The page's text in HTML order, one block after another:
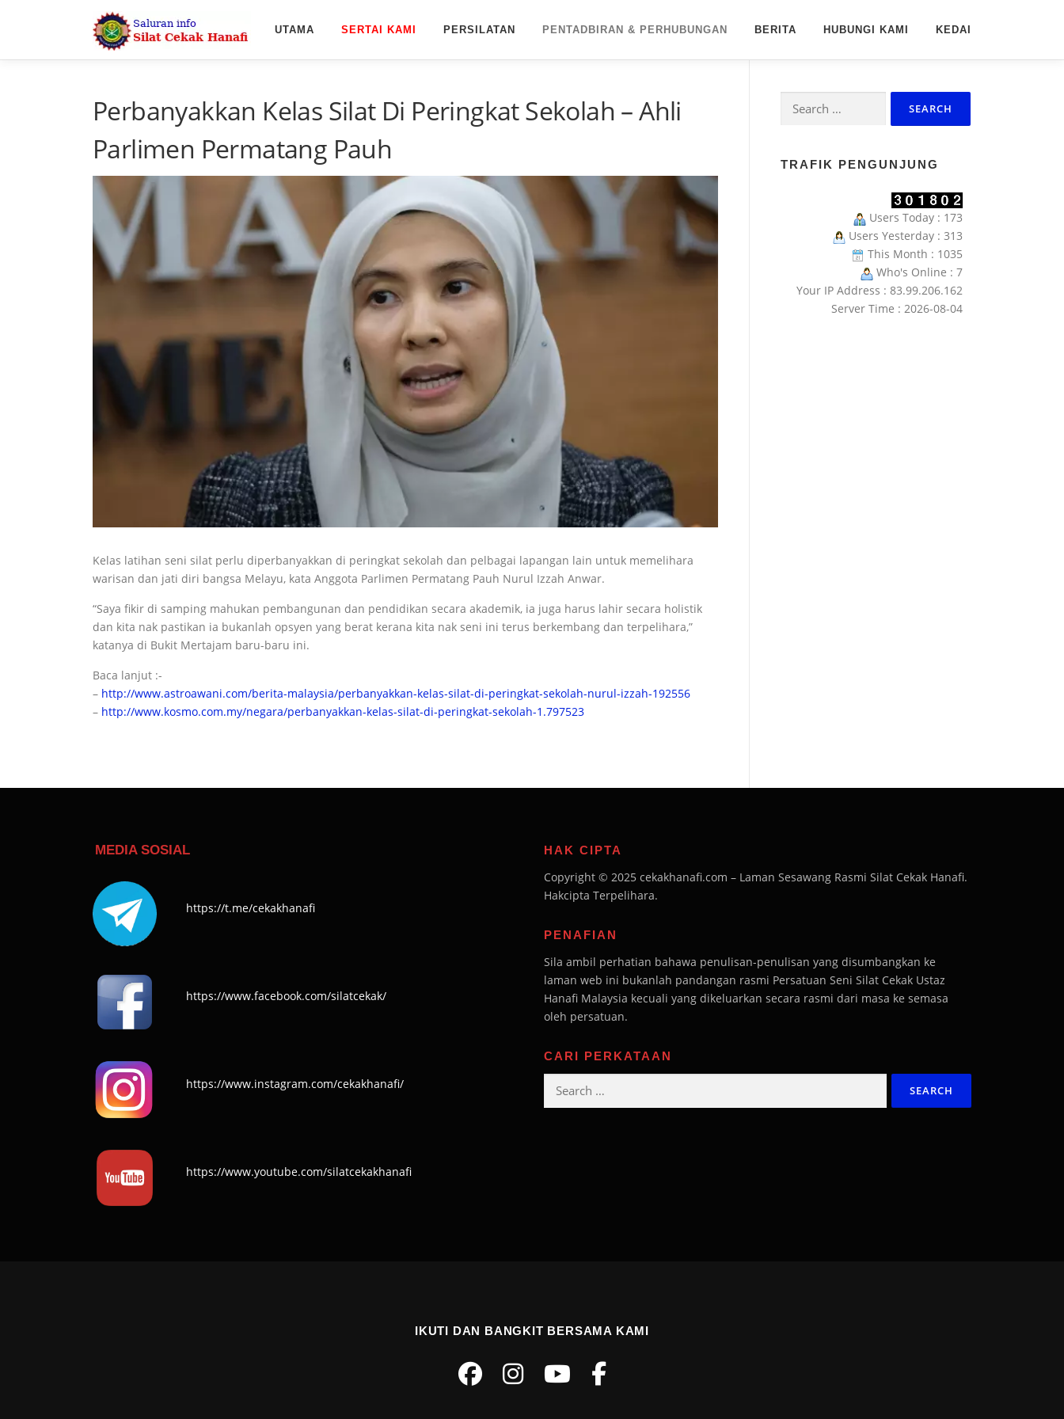
UTAMA SERTAI KAMI PERSILATAN PENTADBIRAN & PERHUBUNGAN BERITA HUBUNGI KAMI KEDAI
Perbanyakkan Kelas Silat Di Peringkat Sekolah – Ahli
Parlimen Permatang Pauh
Kelas latihan seni silat perlu diperbanyakkan di peringkat sekolah dan pelbagai lapangan lain untuk memelihara
warisan dan jati diri bangsa Melayu, kata Anggota Parlimen Permatang Pauh Nurul Izzah Anwar.
“Saya fikir di samping mahukan pembangunan dan pendidikan secara akademik, ia juga harus lahir secara holistik
dan kita nak pastikan ia bukanlah opsyen yang berat kerana kita nak seni ini terus berkembang dan terpelihara,”
katanya di Bukit Mertajam baru-baru ini.
Baca lanjut :-
– http://www.astroawani.com/berita-malaysia/perbanyakkan-kelas-silat-di-peringkat-sekolah-nurul-izzah-192556
– http://www.kosmo.com.my/negara/perbanyakkan-kelas-silat-di-peringkat-sekolah-1.797523
for:
TRAFIK PENGUNJUNG
Users Today : 173
Users Yesterday : 313
This Month : 1035
Who's Online : 7
Your IP Address : 83.99.206.162
Server Time : 2026-08-04
MEDIA SOSIAL
https://t.me/cekakhanafi
https://www.facebook.com/silatcekak/
https://www.instagram.com/cekakhanafi/
https://www.youtube.com/silatcekakhanafi
HAK CIPTA
Copyright © 2025 cekakhanafi.com – Laman Sesawang Rasmi Silat Cekak Hanafi.
Hakcipta Terpelihara.
PENAFIAN
Sila ambil perhatian bahawa penulisan-penulisan yang disumbangkan ke
laman web ini bukanlah pandangan rasmi Persatuan Seni Silat Cekak Ustaz
Hanafi Malaysia kecuali yang dikeluarkan secara rasmi dari masa ke semasa
oleh persatuan.
CARI PERKATAAN
for:
IKUTI DAN BANGKIT BERSAMA KAMI